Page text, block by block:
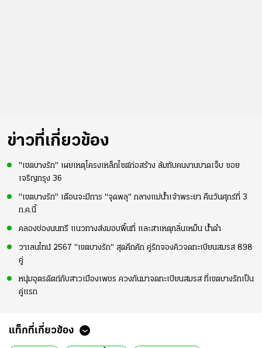
ข่าวที่เกี่ยวข้อง
"เขตบางรัก" เผยเหตุโครงเหล็กไซต์ก่อสร้าง ล้มทับคนงานบาดเจ็บ ซอย
เจริญกรุง 36
"เขตบางรัก" เตือนจะมีการ "จุดพลุ" กลางแม่น้ำเจ้าพระยา คืนวันศุกร์ที่ 3
ก.ค.นี้
คลองช่องนนทรี แนวทางส่งมอบพื้นที่ และสาเหตุกลิ่นเหม็น น้ำดำ
วาเลนไทน์ 2567 "เขตบางรัก" สุดคึกคัก คู่รักจองคิวจดทะเบียนสมรส 898
คู่
หนุ่มอุตรดิตถ์กับสาวเมืองเพชร ควงกันมาจดทะเบียนสมรส ที่เขตบางรักเป็น
คู่แรก
แท็กที่เกี่ยวข้อง